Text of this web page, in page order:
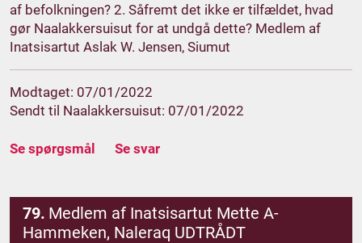
af befolkningen? 2. Såfremt det ikke er tilfældet, hvad
gør Naalakkersuisut for at undgå dette? Medlem af
Inatsisartut Aslak W. Jensen, Siumut
Modtaget: 07/01/2022
Sendt til Naalakkersuisut: 07/01/2022
Se spørgsmål Se svar
79. Medlem af Inatsisartut Mette A-
Hammeken, Naleraq UDTRÅDT